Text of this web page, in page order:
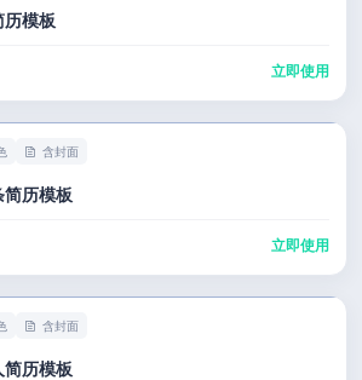
模板
立即使用
含封面
历模板
立即使用
含封面
历模板